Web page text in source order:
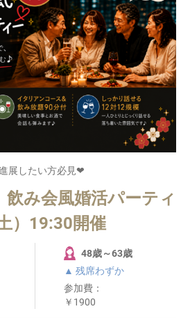
展したい方必見❤
み会風婚活パーティ
）19:30開催
48歳～63歳
▲ 残席わずか
参加費：
￥1900